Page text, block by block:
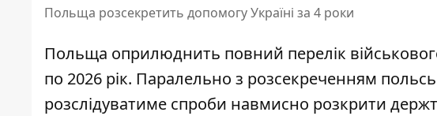
Польща розсекретить допомогу Україні за 4 роки
Польща оприлюднить повний перелік
по 2026 рік. Паралельно з розсекреченням
розслідуватиме спроби навмисно розкрити